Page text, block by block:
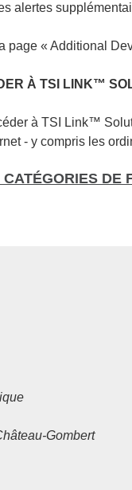
alertes
page « Additional
À TSI LINK™
à TSI Link™
- y compris les
DE
Gombert